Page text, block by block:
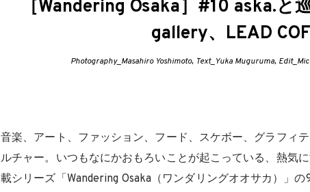
［Wandering Osaka］#10 aska.
gallery、LEAD
Photography_Masahiro Yoshimoto, Text_Yuka Muguruma,
音楽、アート、ファッション、フード、スケボー、グラフィ
ルチャー。いつもなにかおもろいことが起こっている、熱気
載シリーズ「Wandering Osaka（ワンダリングオオサカ）」